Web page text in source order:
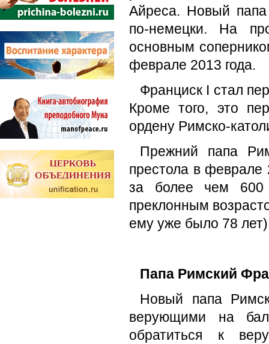
Айреса. Новый папа
по-немецки. На
основным
феврале 2013 года.
Франциск I стал
Кроме того, это
ордену Римско-
Прежний папа
престола в
за более чем 600
преклонным
ему уже было 78
Папа Римский
Новый папа
верующими на
обратиться к